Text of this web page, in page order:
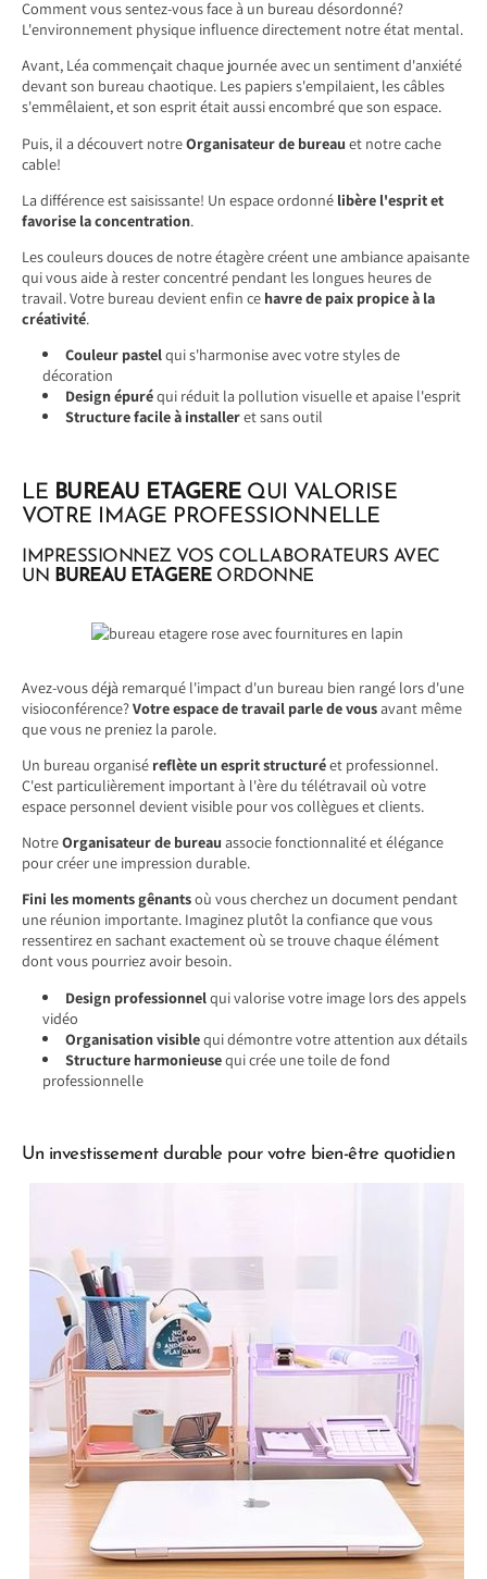
Comment vous sentez-vous face à un bureau désordonné?
L'environnement physique influence directement notre état mental.
Avant, Léa commençait chaque journée avec un sentiment d'anxiété
devant son bureau chaotique. Les papiers s'empilaient, les câbles
s'emmêlaient, et son esprit était aussi encombré que son espace.
Puis, il a découvert notreOrganisateur de bureauet notre cache
cable!
La différence est saisissante! Un espace ordonné libère l'esprit et
favorise la concentration.
Les couleurs douces de notre étagère créent une ambiance apaisante
qui vous aide à rester concentré pendant les longues heures de
travail. Votre bureau devient enfin ce havre de paix propice à la
créativité.
Couleur pastelqui s'harmonise avec votre styles de
décoration
Design épuréqui réduit la pollution visuelle et apaise l'esprit
Structure facile à installeret sans outil
LE BUREAU ETAGEREQUI VALORISE
VOTRE IMAGE PROFESSIONNELLE
IMPRESSIONNEZ VOS COLLABORATEURS AVEC
UN BUREAU ETAGEREORDONNE
Avez-vous déjà remarqué l'impact d'un bureau bien rangé lors d'une
visioconférence?Votre espace de travail parle de vousavant même
que vous ne preniez la parole.
Un bureau organisé reflète un esprit structuréet professionnel.
C'est particulièrement important à l'ère du télétravail où votre
espace personnel devient visible pour vos collègues et clients.
NotreOrganisateur de bureau associe fonctionnalité et élégance
pour créer une impression durable.
Fini les moments gênantsoù vous cherchez un document pendant
une réunion importante. Imaginez plutôt la confiance que vous
ressentirez en sachant exactement où se trouve chaque élément
dont vous pourriez avoir besoin.
Design professionnelqui valorise votre image lors des appels
vidéo
Organisation visiblequi démontre votre attention aux détails
Structure harmonieusequi crée une toile de fond
professionnelle
Un investissement durable pour votre bien-être quotidien